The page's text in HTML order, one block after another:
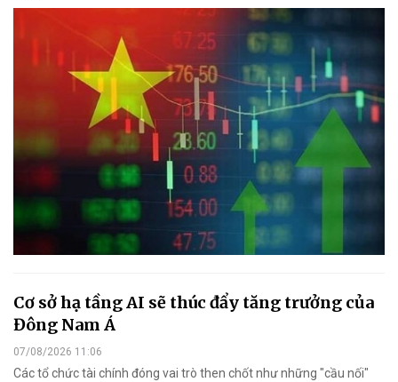
Cơ sở hạ tầng AI sẽ thúc đẩy tăng trưởng của
Đông Nam Á
07/08/2026 11:06
Các tổ chức tài chính đóng vai trò then chốt như những "cầu nối"